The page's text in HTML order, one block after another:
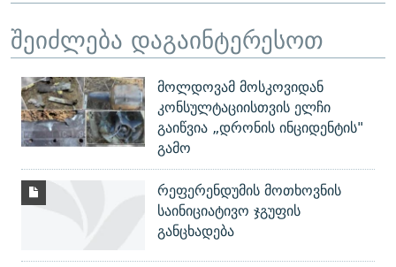
შეიძლება დაგაინტერესოთ
მოლდოვამ მოსკოვიდან
კონსულტაციისთვის ელჩი
გაიწვია „დრონის ინციდენტის"
გამო
რეფერენდუმის მოთხოვნის
საინიციატივო ჯგუფის
განცხადება